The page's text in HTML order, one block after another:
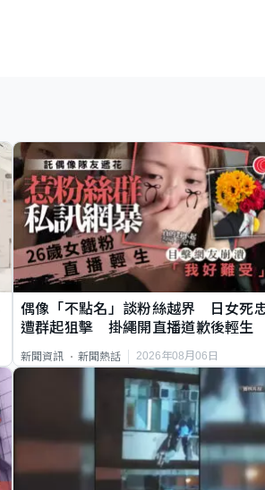
偶像「不點名」談粉絲越界 日女死
遭群起狙擊 掛繩開直播道歉後輕生
新聞資訊 新聞熱話 2026年08月06日